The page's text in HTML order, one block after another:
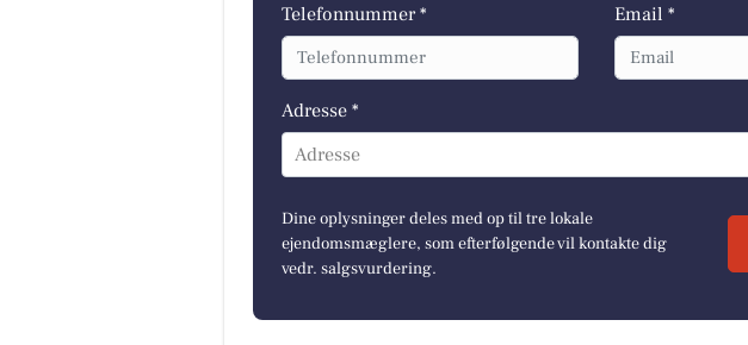
Telefonnummer * Email *
Adresse *
Adresse
Dine oplysninger deles med op til tre lokale
ejendomsmæglere, som efterfølgende vil kontakte dig
vedr. salgsvurdering.